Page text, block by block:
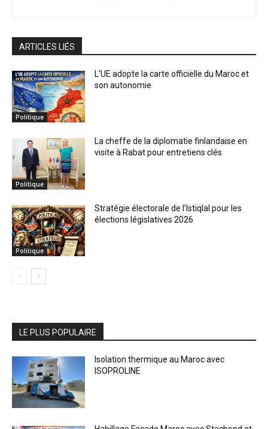
ARTICLES LIÉS
Politique
L’UE adopte la carte officielle du Maroc et
son autonomie
Politique
La cheffe de la diplomatie finlandaise en
visite à Rabat pour entretiens clés
Politique
Stratégie électorale de l’Istiqlal pour les
élections législatives 2026
LE PLUS POPULAIRE
Isolation thermique au Maroc avec
ISOPROLINE